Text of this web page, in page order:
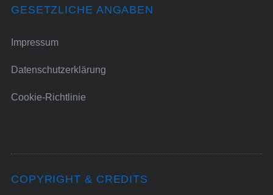
GESETZLICHE ANGABEN
Impressum
Datenschutzerklärung
Cookie-Richtlinie
COPYRIGHT & CREDITS